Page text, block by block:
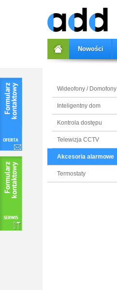
add
Nowości
Wideofony / Domofony
Inteligentny dom
Kontrola dostępu
Telewizja CCTV
Akcesoria alarmowe
Termostaty